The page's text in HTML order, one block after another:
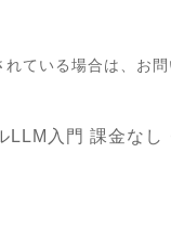
ている場合は、お
入門 課金なし